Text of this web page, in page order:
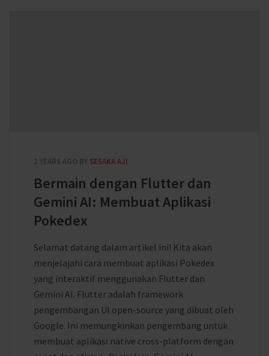
2 YEARS AGO BY SESAKA AJI
Bermain dengan Flutter dan
Gemini AI: Membuat Aplikasi
Pokedex
Selamat datang dalam artikel ini! Kita akan
menjelajahi cara membuat aplikasi Pokedex
yang interaktif menggunakan Flutter dan
Gemini AI. Flutter adalah framework
pengembangan UI open-source yang dibuat oleh
Google. Ini memungkinkan pengembang untuk
membuat aplikasi native cross-platform dengan